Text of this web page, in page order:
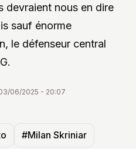
devraient nous en dire
sauf énorme
le défenseur central
06/2025 - 20:07
#Milan Skriniar